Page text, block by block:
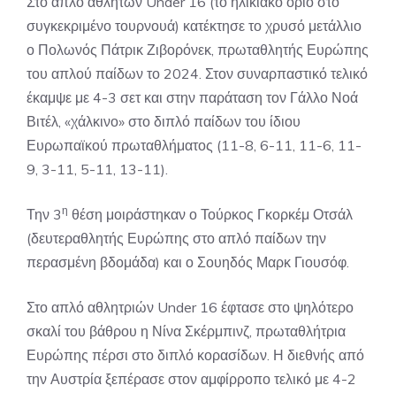
συγκεκριμένο τουρνουά) κατέκτησε το χρυσό μετάλλιο
ο Πολωνός Πάτρικ Ζιβορόνεκ, πρωταθλητής Ευρώπης
του απλού παίδων το 2024. Στον συναρπαστικό τελικό
έκαμψε με 4-3 σετ και στην παράταση τον Γάλλο Νοά
Βιτέλ, «χάλκινο» στο διπλό παίδων του ίδιου
Ευρωπαϊκού πρωταθλήματος (11-8, 6-11, 11-6, 11-
9, 3-11, 5-11, 13-11).
Την 3η θέση μοιράστηκαν ο Τούρκος Γκορκέμ Οτσάλ
(δευτεραθλητής Ευρώπης στο απλό παίδων την
περασμένη βδομάδα) και ο Σουηδός Μαρκ Γιουσόφ.
Στο απλό αθλητριών Under 16 έφτασε στο ψηλότερο
σκαλί του βάθρου η Νίνα Σκέρμπινζ, πρωταθλήτρια
Ευρώπης πέρσι στο διπλό κορασίδων. Η διεθνής από
την Αυστρία ξεπέρασε στον αμφίρροπο τελικό με 4-2